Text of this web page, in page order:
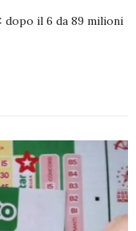
il 6 da 89 milioni